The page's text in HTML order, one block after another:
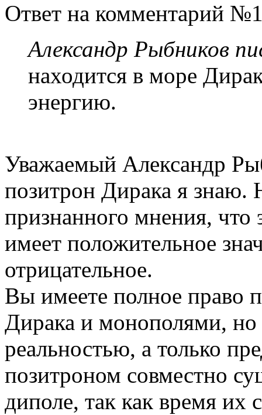
Ответ на комментарий
Александр Рыбников
находится в море
энергию.
Уважаемый Александр
позитрон Дирака я
признанного мнения, что
имеет положительное
отрицательное.
Вы имеете полное право
Дирака и монополями, но
реальностью, а только
позитроном совместно
диполе, так как время их